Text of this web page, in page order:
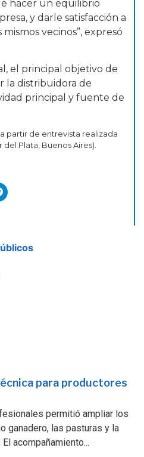
hacer un equilibrio
y darle satisfacción a
vecinos”, expresó
el principal objetivo de
la distribuidora de
principal y fuente de
partir de entrevista realizada
del Plata, Buenos Aires).
para productores
permitió ampliar los
ganadero, las pasturas y la
acompañamiento...